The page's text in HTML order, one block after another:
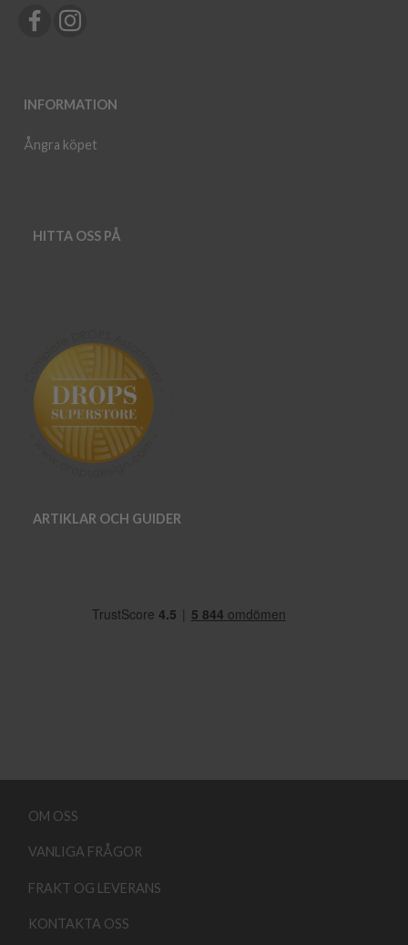
INFORMATION
Ångra köpet
HITTA OSS PÅ
ARTIKLAR OCH GUIDER
OM OSS
VANLIGA FRÅGOR
FRAKT OG LEVERANS
KONTAKTA OSS